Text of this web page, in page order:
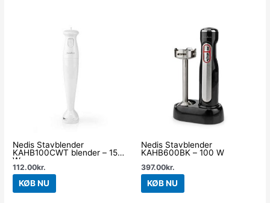
Nedis Stavblender
KAHB100CWT blender – 150
W
112.00kr.
KØB NU
Nedis Stavblender
KAHB600BK – 100 W
397.00kr.
KØB NU